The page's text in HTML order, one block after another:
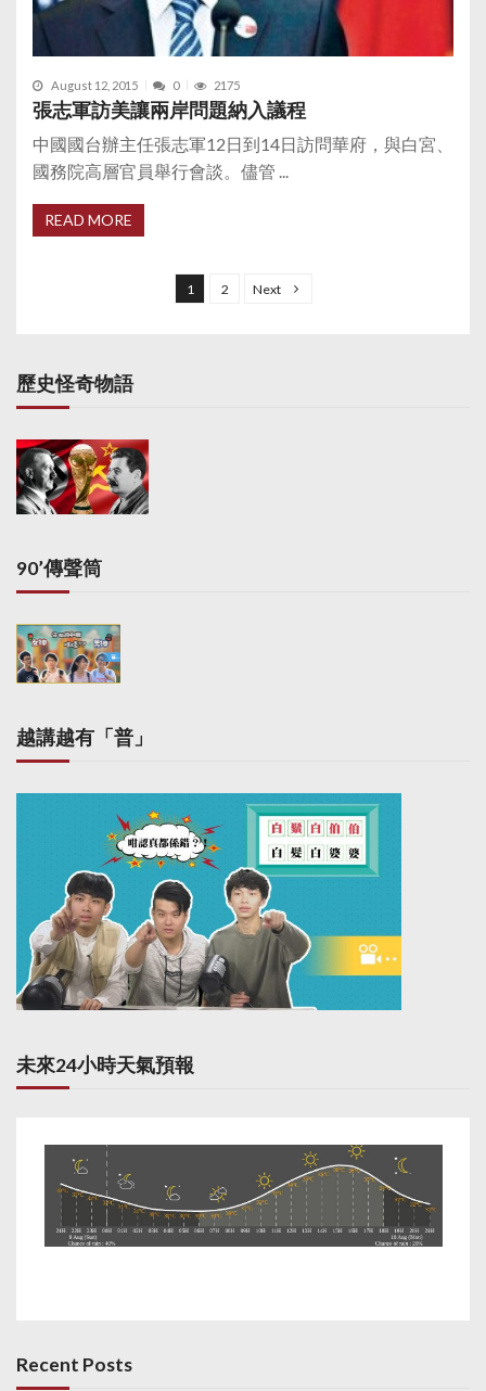
August 12, 2015 0 2175
張志軍訪美讓兩岸問題納入議程
中國國台辦主任張志軍12日到14日訪問華府，與白宮、
國務院高層官員舉行會談。儘管 ...
READ MORE
s
p
a
g
i
a
t
i
o
n
1 2 Next
歷史怪奇物語
90’傳聲筒
越講越有「普」
未來24小時天氣預報
Recent Posts